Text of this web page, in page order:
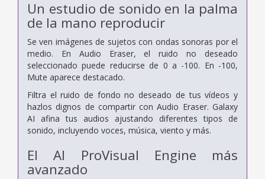
Un estudio de sonido en la palma
de la mano reproducir
Se ven imágenes de sujetos con ondas sonoras por el
medio. En Audio Eraser, el ruido no deseado
seleccionado puede reducirse de 0 a -100. En -100,
Mute aparece destacado.
Filtra el ruido de fondo no deseado de tus vídeos y
hazlos dignos de compartir con Audio Eraser. Galaxy
AI afina tus audios ajustando diferentes tipos de
sonido, incluyendo voces, música, viento y más.
El AI ProVisual Engine más
avanzado